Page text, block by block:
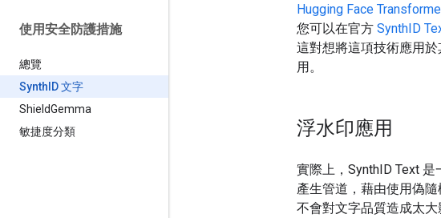
使用安全防護措施
總覽
SynthID 文字
ShieldGemma
敏捷度分類
Hugging Face
您可以在官方 SynthID
這對想將這項技術應用
用。
浮水印應用
實際上，SynthID Text
產生管道，藉由使用偽隨
不會對文字品質造成太